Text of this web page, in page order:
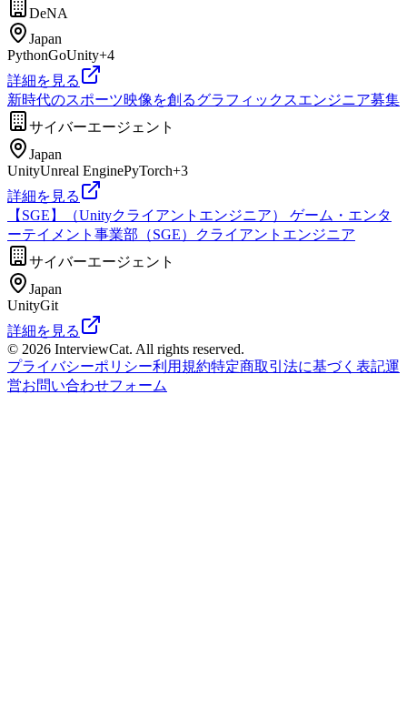
DeNA
Japan
PythonGoUnity+4
詳細を見る
新時代のスポーツ映像を創るグラフィックスエンジニア募集
サイバーエージェント
Japan
UnityUnreal EnginePyTorch+3
詳細を見る
【SGE】（Unityクライアントエンジニア） ゲーム・エンタ
ーテイメント事業部（SGE）クライアントエンジニア
サイバーエージェント
Japan
UnityGit
詳細を見る
© 2026 InterviewCat. All rights reserved.
プライバシーポリシー利用規約特定商取引法に基づく表記運
営お問い合わせフォーム